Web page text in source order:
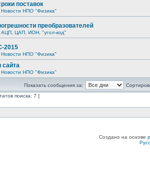
поставок
Новости НПО "Физика"
преобразователей
АЦП, ЦАП, ИОН, "угол-код"
2015
Новости НПО "Физика"
сайта
Новости НПО "Физика"
Показать сообщения за:
поиска: 7 ]
Создано на основе